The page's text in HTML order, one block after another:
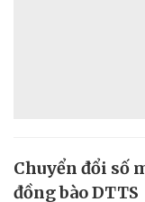
Chuyển đổi số
đồng bào DTTS